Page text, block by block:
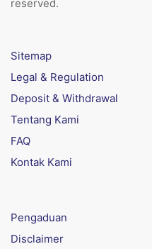
reserved.
Sitemap
Legal & Regulation
Deposit & Withdrawal
Tentang Kami
FAQ
Kontak Kami
Pengaduan
Disclaimer